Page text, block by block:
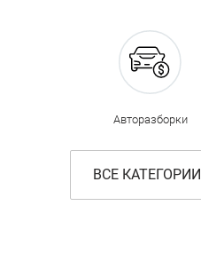
Авторазборки
ВСЕ КАТЕГОРИИ